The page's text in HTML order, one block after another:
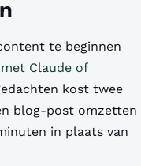
te beginnen
Claude of
kost twee
blog-post omzetten
in plaats van